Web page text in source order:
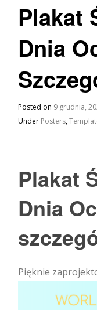
Plakat
Dnia
Posted on 9 grudnia,
Under Posters,
Plakat
Dnia
Pięknie